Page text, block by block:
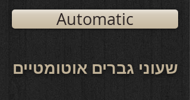
Automatic
שעוני גברים אוטומטיים